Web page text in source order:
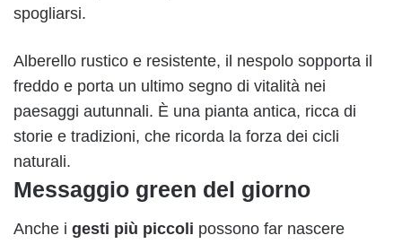
spogliarsi.
Alberello rustico e resistente, il nespolo sopporta il
freddo e porta un ultimo segno di vitalità nei
paesaggi autunnali. È una pianta antica, ricca di
storie e tradizioni, che ricorda la forza dei cicli
naturali.
Messaggio green del giorno
Anche i gesti più piccoli possono far nascere